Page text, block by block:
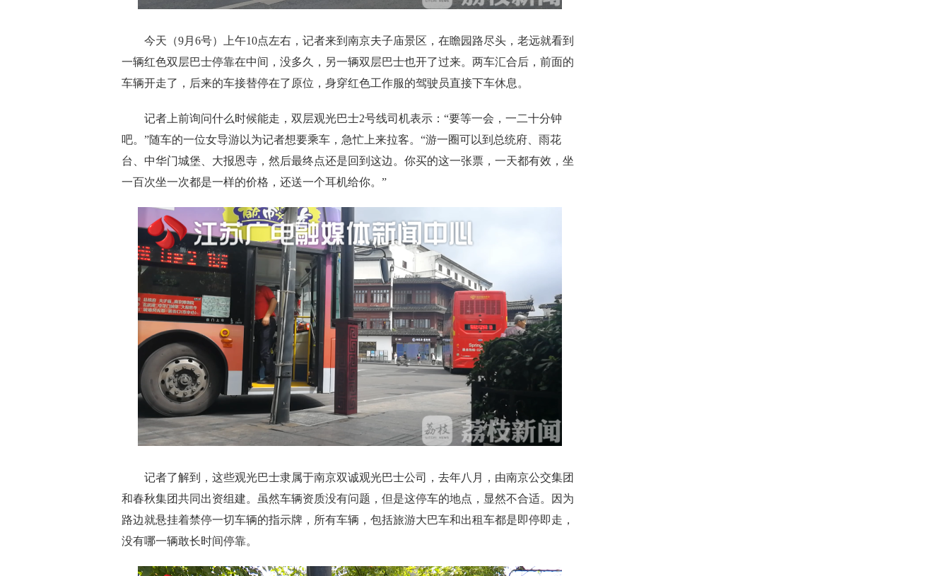
今天（9月6号）上午10点左右，记者来到南京夫子庙景区，在瞻园路尽头，老远就看到
一辆红色双层巴士停靠在中间，没多久，另一辆双层巴士也开了过来。两车汇合后，前面的
车辆开走了，后来的车接替停在了原位，身穿红色工作服的驾驶员直接下车休息。
记者上前询问什么时候能走，双层观光巴士2号线司机表示：“要等一会，一二十分钟
吧。”随车的一位女导游以为记者想要乘车，急忙上来拉客。“游一圈可以到总统府、雨花
台、中华门城堡、大报恩寺，然后最终点还是回到这边。你买的这一张票，一天都有效，坐
一百次坐一次都是一样的价格，还送一个耳机给你。”
记者了解到，这些观光巴士隶属于南京双诚观光巴士公司，去年八月，由南京公交集团
和春秋集团共同出资组建。虽然车辆资质没有问题，但是这停车的地点，显然不合适。因为
路边就悬挂着禁停一切车辆的指示牌，所有车辆，包括旅游大巴车和出租车都是即停即走，
没有哪一辆敢长时间停靠。